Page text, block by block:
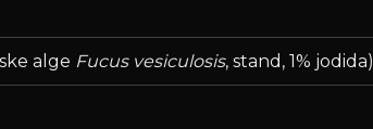
alge Fucus vesiculosis, stand, 1% jodida)